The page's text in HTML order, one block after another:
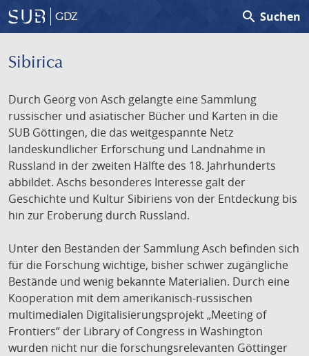
GDZ search Suchen
Sibirica
Durch Georg von Asch gelangte eine Sammlung
russischer und asiatischer Bücher und Karten in die
SUB Göttingen, die das weitgespannte Netz
landeskundlicher Erforschung und Landnahme in
Russland in der zweiten Hälfte des 18. Jahrhunderts
abbildet. Aschs besonderes Interesse galt der
Geschichte und Kultur Sibiriens von der Entdeckung bis
hin zur Eroberung durch Russland.
Unter den Beständen der Sammlung Asch befinden sich
für die Forschung wichtige, bisher schwer zugängliche
Bestände und wenig bekannte Materialien. Durch eine
Kooperation mit dem amerikanisch-russischen
multimedialen Digitalisierungsprojekt „Meeting of
Frontiers“ der Library of Congress in Washington
wurden nicht nur die forschungsrelevanten Göttinger